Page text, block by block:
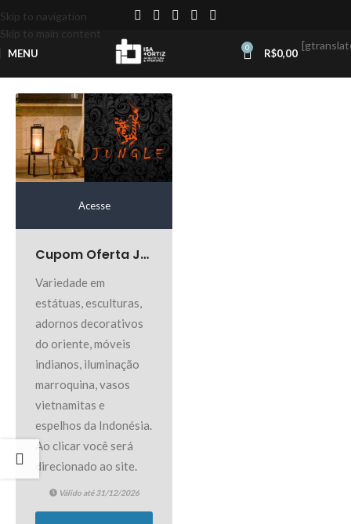
Skip to navigation
Skip to main content
MENU 0 R$0,00
Acesse
Cupom Oferta Jungle Casa
Variedade em
estátuas, esculturas,
adornos decorativos
do oriente, móveis
indianos, iluminação
marroquina, vasos
vietnamitas e
espelhos da Indonésia.
Ao clicar você será
direcionado ao site.
Válido até 31/12/2026